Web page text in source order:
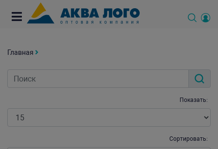
Главная
Показать:
Сортировать: